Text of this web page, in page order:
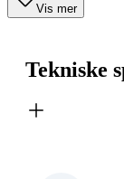
Vis mer
Tekniske